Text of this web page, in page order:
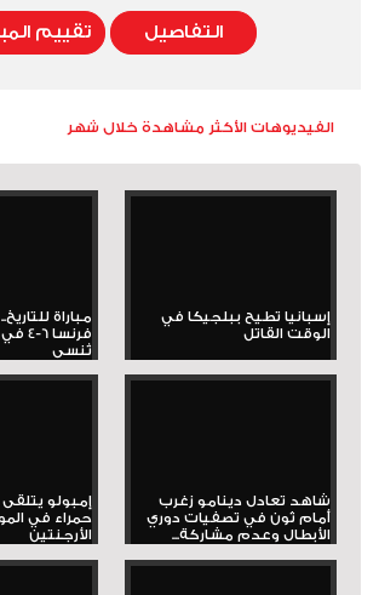
التفاصيل تقييم
الفيديوهات الأكثر مشاهدة خلال شهر
إسبانيا تطيح ببلجيكا في
الوقت القاتل
مباراة
تُنسى
شاهد تعادل دينامو زغرب
أمام ثون في تصفيات دوري
الأبطال وعدم مشاركة...
إمبولو
حمراء في
الأرجنتين